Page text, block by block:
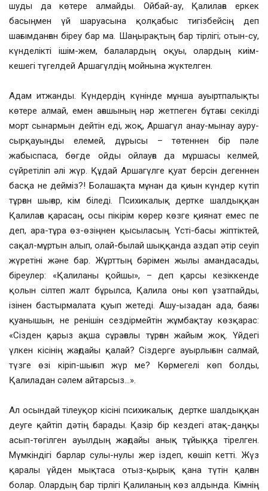
шуды да көтере алмайды. Ойбай-ау, Қалилаға еркек
басыңмен үй шаруасына қолқабыс тигізбейсің деп
шағымданған біреу бар ма. Шаңырақтың бар тірлігі; отын-су,
күнделікті ішім-жем, балалардың оқуы, олардың киім-
кешегі түгелдей Аршагүлдің мойнына жүктелген.
Адам итжанды. Күндердің күнінде мұнша ауыртпалықты
көтере алмай, емен ағашының нәр жетпеген бұтағы секілді
морт сынармын дейтін еді, жоқ, Аршагүл анау-мынау ауру-
сырқауыңды елемей, дұрысы – төтеннен бір пәле
жабыспаса, бөгде ойды ойлауға да мұршасы келмей,
сүйретіліп әлі жүр. Құдай Аршагүлге қуат берсін дегеннен
басқа не дейміз?! Болашақта мұнан да қиын күндер күтіп
тұрған шығар, кім біледі. Психикалық дертке шалдыққан
Қалилаға қарасаң, осы пікірім көрер көзге қиянат емес пе
деп, ара-тұра өз-өзіңнен қысыласың. Үсті-басы жіптіктей,
сақал-мұртын алып, олай-былай шыққанда аздап әтір сеуіп
жүретіні және бар. Жұрттың бәрімен жылы амандасады,
біреулер: «Қалиланы қойшы», – деп қарсы кезіккенде
қолын сілтеп жалт бұрылса, Қалила оны көп ұзатпайды,
ізінен бастырмалата қуып жетеді. Ашу-ызадан ада, баяғы
қуанышын, не ренішін сездірмейтін жұмбақтау көзқарас:
«Сізден қарыз ақша сұрағалы тұрған жайым жоқ. Үйдегі
үлкен кісінің жағдайы қалай? Сіздерге ауырлығын салмай,
түзге өзі кіріп-шығып жүр ме? Көрмегелі көп болды,
Қалиладан сәлем айтарсыз…».
Ал осындай тілеуқор кісіні психикалық дертке шалдыққан
деуге қайтіп дәтің барады. Қазір бір кездегі атақ-даңқы
асып-төгілген ауылдың жағдайы анық тұйыққа тірелген.
Мүмкіндігі барлар сулы-нулы жер іздеп, көшіп кетті. Жүз
қаралы үйден мықтаса отыз-қырық қана түтін қалған
болар. Олардың бар тірлігі Қалиланың көз алдында. Кімнің